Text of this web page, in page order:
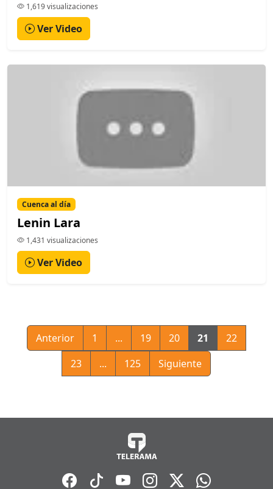
1,619 visualizaciones
Ver Video
Cuenca al día
Lenin Lara
1,431 visualizaciones
Ver Video
Anterior 1 ... 19 20 21
22
23
... 125 Siguiente